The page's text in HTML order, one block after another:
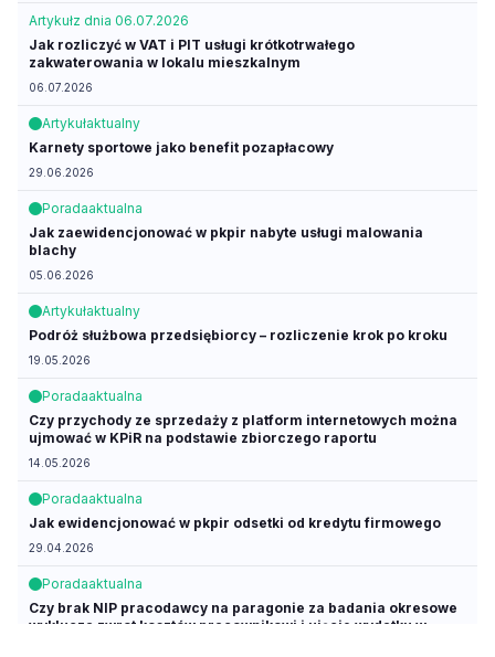
Artykułz dnia 06.07.2026
Jak rozliczyć w VAT i PIT usługi krótkotrwałego
zakwaterowania w lokalu mieszkalnym
06.07.2026
Artykułaktualny
Karnety sportowe jako benefit pozapłacowy
29.06.2026
Poradaaktualna
Jak zaewidencjonować w pkpir nabyte usługi malowania
blachy
05.06.2026
Artykułaktualny
Podróż służbowa przedsiębiorcy – rozliczenie krok po kroku
19.05.2026
Poradaaktualna
Czy przychody ze sprzedaży z platform internetowych można
ujmować w KPiR na podstawie zbiorczego raportu
14.05.2026
Poradaaktualna
Jak ewidencjonować w pkpir odsetki od kredytu firmowego
29.04.2026
Poradaaktualna
Czy brak NIP pracodawcy na paragonie za badania okresowe
wyklucza zwrot kosztów pracownikowi i ujęcie wydatku w